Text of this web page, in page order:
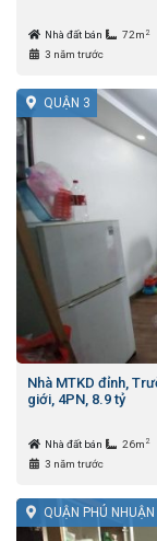
Nhà đất bán 72m 2
3 năm trước
QUẬN 3
Nhà MTKD đỉnh,
giới, 4PN, 8.9 tỷ
Nhà đất bán 26m 2
3 năm trước
QUẬN PHÚ NHUẬN